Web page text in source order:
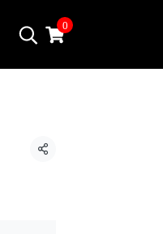
0
แชร์